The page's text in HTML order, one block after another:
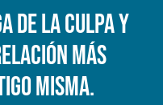
de la culpa y
más
misma.